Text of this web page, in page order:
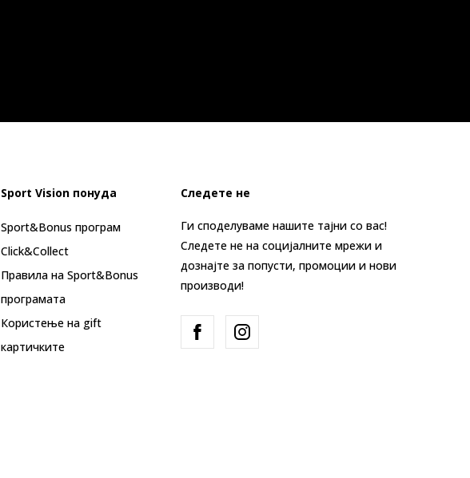
Sport Vision понуда
Sport&Bonus програм
Click&Collect
Правила на Sport&Bonus
програмата
Користење на gift
картичките
Следете не
Ги споделуваме нашите тајни со вас!
Следете не на социјалните мрежи и
дознајте за попусти, промоции и нови
производи!